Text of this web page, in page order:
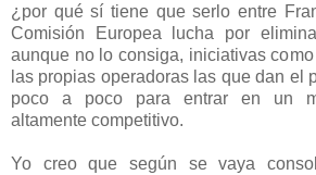
¿por qué sí tiene que serlo entre
Comisión Europea lucha por
aunque no lo consiga, iniciativas
las propias operadoras las que dan el
poco a poco para entrar en un
altamente competitivo.
Yo creo que según se vaya